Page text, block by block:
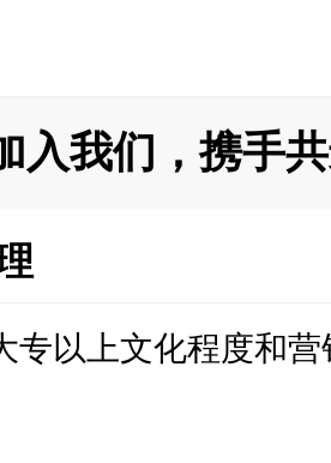
入我们，携手
专以上文化程度和